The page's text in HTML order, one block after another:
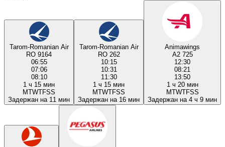
Tarom-Romanian Air
RO 9164
06:55
07:06
08:10
1 ч 15 мин
MTWTFSS
Задержан на 11 мин
Tarom-Romanian Air
RO 262
10:15
10:31
11:30
1 ч 15 мин
MTWTFSS
Задержан на 16 мин
Animawings
A2 725
12:30
08:21
13:50
1 ч 20 мин
MTWTFSS
Задержан на 4 ч 9 мин